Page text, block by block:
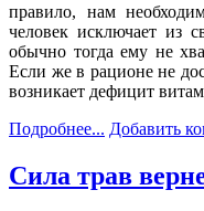
правило, нам
человек исключает из
обычно тогда ему не
Если же в рационе не
возникает дефицит
Подробнее... Добавить
Сила трав